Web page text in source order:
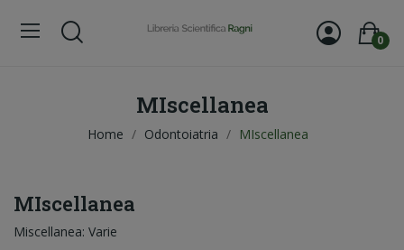
0
MIscellanea
Home Odontoiatria MIscellanea
MIscellanea
Miscellanea: Varie